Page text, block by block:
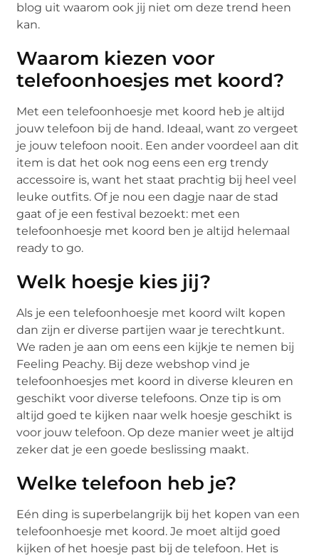
blog uit waarom ook jij niet om deze trend heen
kan.
Waarom kiezen voor
telefoonhoesjes met koord?
Met een telefoonhoesje met koord heb je altijd
jouw telefoon bij de hand. Ideaal, want zo vergeet
je jouw telefoon nooit. Een ander voordeel aan dit
item is dat het ook nog eens een erg trendy
accessoire is, want het staat prachtig bij heel veel
leuke outfits. Of je nou een dagje naar de stad
gaat of je een festival bezoekt: met een
telefoonhoesje met koord ben je altijd helemaal
ready to go.
Welk hoesje kies jij?
Als je een telefoonhoesje met koord wilt kopen
dan zijn er diverse partijen waar je terechtkunt.
We raden je aan om eens een kijkje te nemen bij
Feeling Peachy. Bij deze webshop vind je
telefoonhoesjes met koord in diverse kleuren en
geschikt voor diverse telefoons. Onze tip is om
altijd goed te kijken naar welk hoesje geschikt is
voor jouw telefoon. Op deze manier weet je altijd
zeker dat je een goede beslissing maakt.
Welke telefoon heb je?
Eén ding is superbelangrijk bij het kopen van een
telefoonhoesje met koord. Je moet altijd goed
kijken of het hoesje past bij de telefoon. Het is